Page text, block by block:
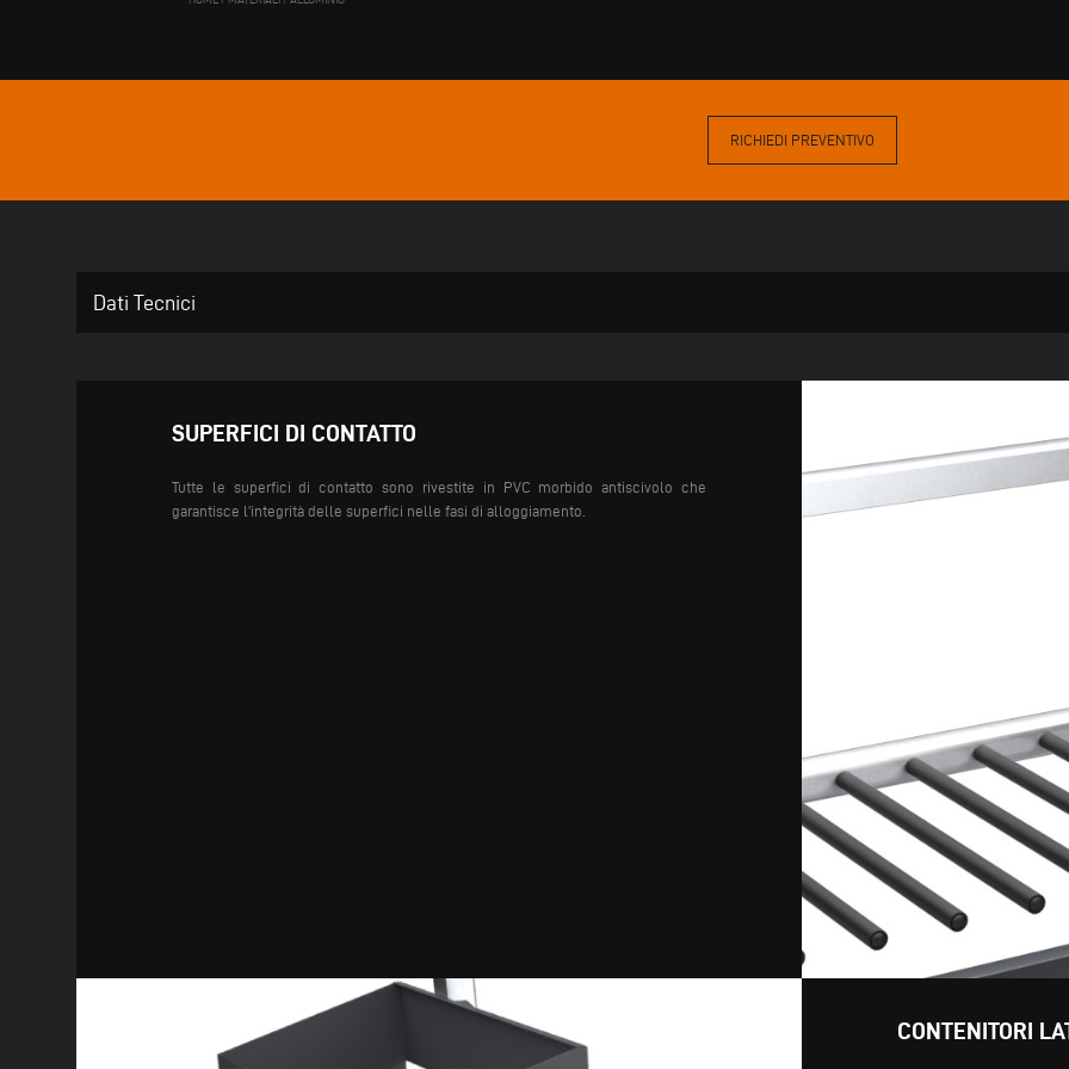
RICHIEDI PREVENTIVO
Dati Tecnici
SUPERFICI DI CONTATTO
Tutte le superfici di contatto sono rivestite in PVC morbido antiscivolo che
garantisce l’integrità delle superfici nelle fasi di alloggiamento.
CONTENITORI